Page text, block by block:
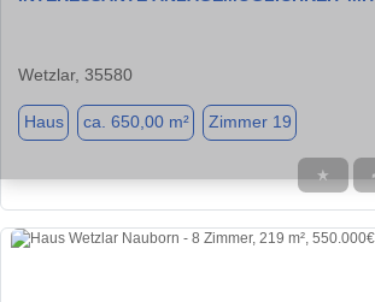
Wetzlar, 35580
Haus ca. 650,00 m² Zimmer 19
★